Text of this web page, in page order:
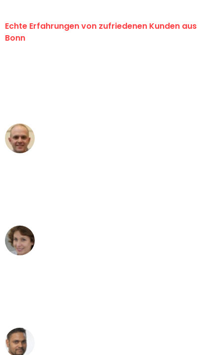
Echte Erfahrungen von zufriedenen Kunden aus
Bonn